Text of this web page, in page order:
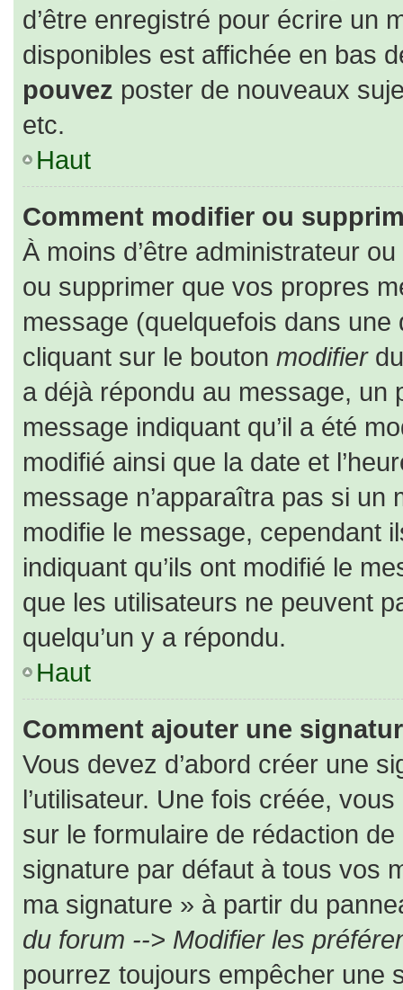
d’être enregistré pour écrire un
disponibles est affichée en bas
pouvez poster de nouveaux
etc.
Haut
Comment modifier ou
À moins d’être administrateur
ou supprimer que vos propres
message (quelquefois dans
cliquant sur le bouton modifierdu
a déjà répondu au message, un
message indiquant qu’il a été
modifié ainsi que la date et
message n’apparaîtra pas si
modifie le message, cependant
indiquant qu’ils ont modifié le
que les utilisateurs ne peuvent
quelqu’un y a répondu.
Haut
Comment ajouter une
Vous devez d’abord créer une
l’utilisateur. Une fois créée,
sur le formulaire de rédaction
signature par défaut à tous vos
ma signature » à partir du
du forum --> Modifier les
pourrez toujours empêcher une